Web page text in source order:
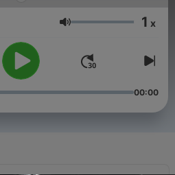
Volumen 1 x
00:00